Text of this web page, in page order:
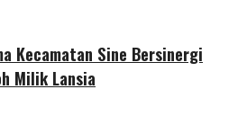
Kecamatan Sine Bersinergi
Milik Lansia